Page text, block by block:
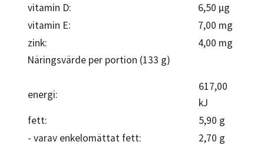
vitamin D:
6,50 µg
vitamin E:
7,00 mg
zink:
4,00 mg
Näringsvärde per portion (133 g)
energi:
617,00
kJ
fett:
5,90 g
- varav enkelomättat fett:
2,70 g